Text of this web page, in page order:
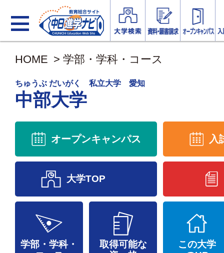
HOME > 学部・学科・コース
ちゅうぶ だいがく 私立大学 愛知
中部大学
オープンキャンパス 入
大学TOP
学部・学科・
取得可能な
この大学